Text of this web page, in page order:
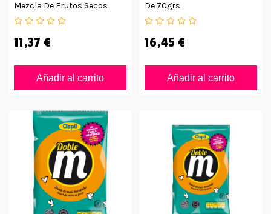
Mezcla De Frutos Secos
Potaje
11,37 €
Añadir al carrito
De 70grs
16,45 €
Añadir al carrito